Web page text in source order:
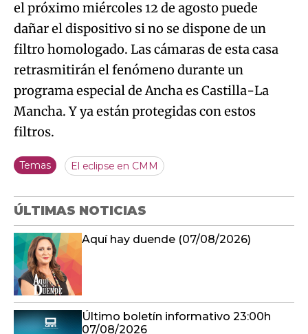
el próximo miércoles 12 de agosto puede
dañar el dispositivo si no se dispone de un
filtro homologado. Las cámaras de esta casa
retrasmitirán el fenómeno durante un
programa especial de Ancha es Castilla-La
Mancha. Y ya están protegidas con estos
filtros.
Temas El eclipse en CMM
ÚLTIMAS NOTICIAS
Aquí hay duende (07/08/2026)
Último boletín informativo 23:00h
07/08/2026